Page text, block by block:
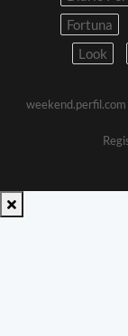
Fortuna
Look
weekend.perfil.com